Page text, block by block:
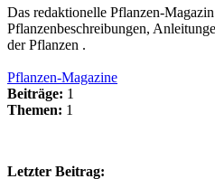
Das redaktionelle Pflanzen-
Pflanzenbeschreibungen,
der Pflanzen .
Pflanzen-Magazine
Beiträge: 1
Themen: 1
Letzter Beitrag: